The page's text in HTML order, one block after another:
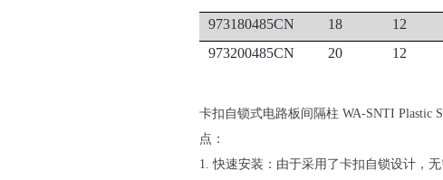
973180485CN
18 12
973200485CN
20 12
卡扣自锁式电路板间隔柱 WA-SNTI Plastic
点：
1. 快速安装：由于采用了卡扣自锁设计，